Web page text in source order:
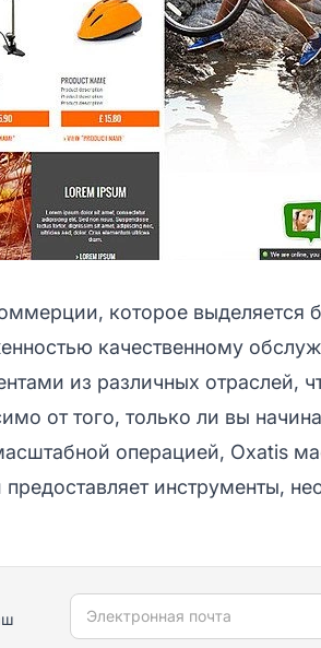
которое выделяется
качественному
из различных отраслей,
от того, только ли вы
операцией, Oxatis
инструменты,
Электронная почта